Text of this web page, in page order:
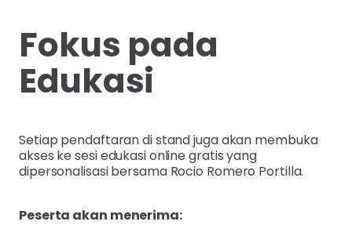
Fokus pada
Edukasi
Setiap pendaftaran di stand juga akan membuka
akses ke sesi edukasi online gratis yang
dipersonalisasi bersama Rocio Romero Portilla.
Peserta akan menerima: